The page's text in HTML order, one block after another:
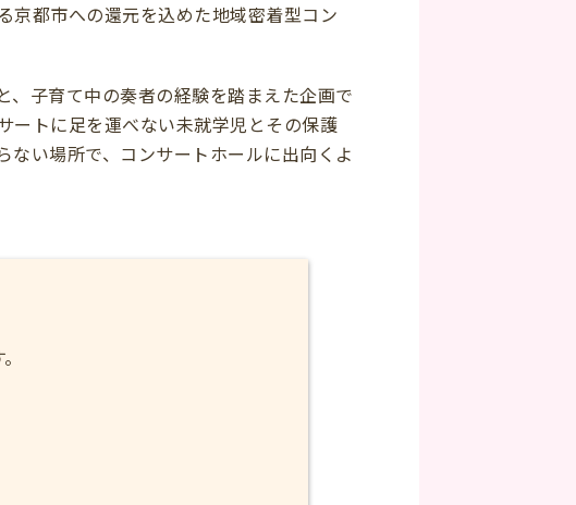
京都市への還元を込めた地域密着型コン
子育て中の奏者の経験を踏まえた企画で
ートに足を運べない未就学児とその保護
い場所で、コンサートホールに出向くよ